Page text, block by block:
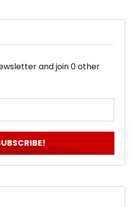
and join 0 other